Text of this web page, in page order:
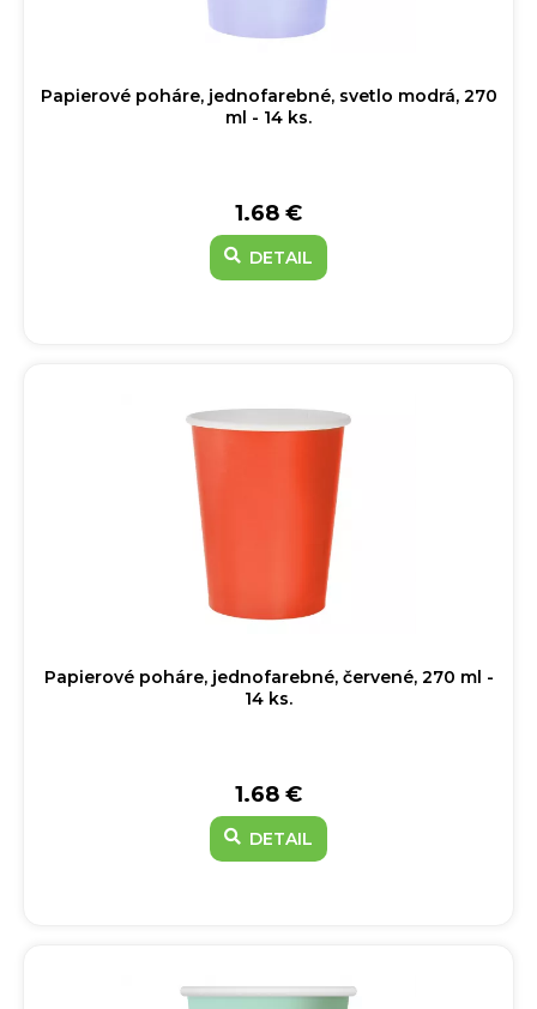
Papierové poháre, jednofarebné, svetlo modrá, 270
ml - 14 ks.
1.68 €
DETAIL
Papierové poháre, jednofarebné, červené, 270 ml -
14 ks.
1.68 €
DETAIL